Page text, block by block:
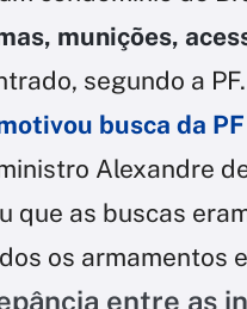
munições,
segundo a PF.
busca da
Alexandre
que as buscas
os armamentos
entre as